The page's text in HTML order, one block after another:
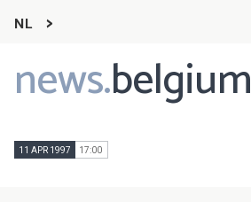
NL
news.belgium
Main
navigation
11 APR 1997 17:00